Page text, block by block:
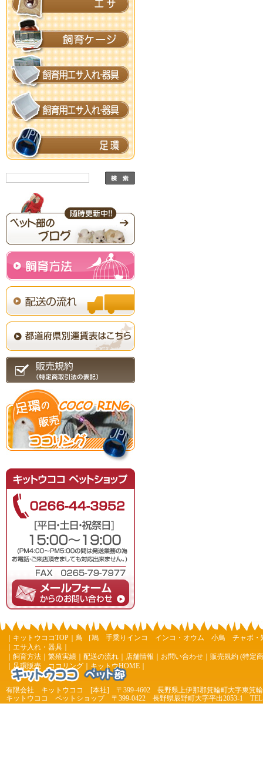
キットウココTOP 鳥 ［鳩 手乗りインコ インコ・オウム 小鳥
チャボ・
エサ入れ・器具
飼育方法 繁殖実績 配送の流れ 店舗情報 お問い合わせ
販売規約 (特定
足環販売 ココリング キットウHOME
有限会社 キットウココ [本社] 〒399-4602 長野県上伊那郡箕輪町大字東箕
キットウココ ペットショップ 〒399-0422 長野県辰野町大字平出2053-1 TEL